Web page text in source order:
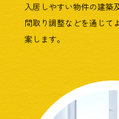
入居しやすい物件の建築
間取り調整などを通じて
案します。